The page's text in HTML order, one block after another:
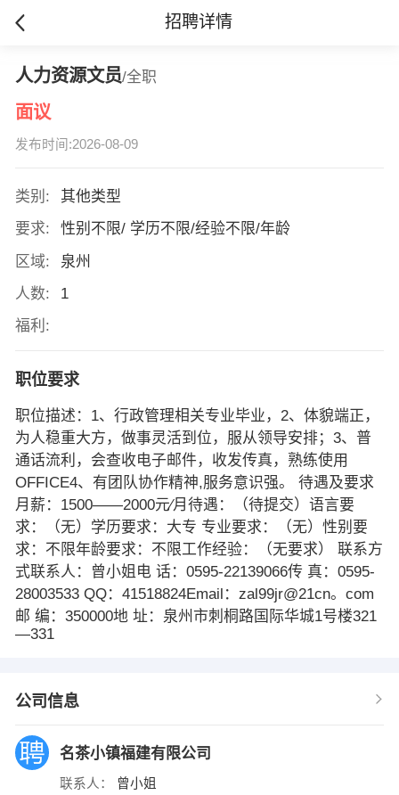
招聘详情
人力资源文员/全职
面议
发布时间:2026-08-09
类别:
其他类型
要求:
性别不限/ 学历不限/经验不限/年龄
区域:
泉州
人数:
1
福利:
职位要求
职位描述：1、行政管理相关专业毕业，2、体貌端正，
为人稳重大方，做事灵活到位，服从领导安排；3、普
通话流利，会查收电子邮件，收发传真，熟练使用
OFFICE4、有团队协作精神,服务意识强。 待遇及要求
月薪：1500——2000元∕月待遇：（待提交）语言要
求：（无）学历要求：大专 专业要求：（无）性别要
求：不限年龄要求：不限工作经验：（无要求） 联系方
式联系人：曾小姐电 话：0595-22139066传 真：0595-
28003533 QQ：41518824Email：zal99jr@21cn。com
邮 编：350000地 址：泉州市刺桐路国际华城1号楼321
—331
公司信息
名茶小镇福建有限公司
联系人： 曾小姐